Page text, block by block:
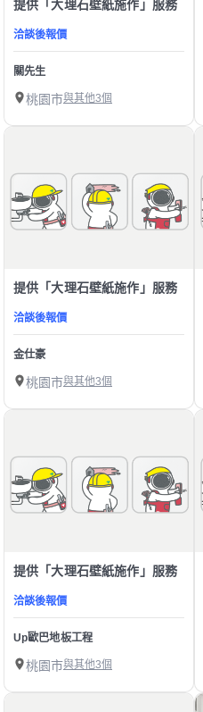
提供「大理石壁紙施作」服務
洽談後報價
關先生
桃園市與其他3個
提供「大理石壁紙施作」服務
洽談後報價
金仕豪
桃園市與其他3個
提供「大理石壁紙施作」服務
洽談後報價
Up歐巴地板工程
桃園市與其他3個